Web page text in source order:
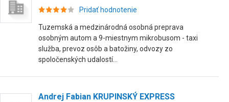
Pridať hodnotenie
Tuzemská a medzinárodná osobná preprava
osobným autom a 9-miestnym mikrobusom - taxi
služba, prevoz osôb a batožiny, odvozy zo
spoločenských udalostí...
Andrej Fabian KRUPINSKÝ EXPRESS